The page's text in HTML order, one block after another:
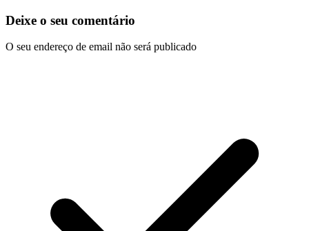
Deixe o seu comentário
O seu endereço de email não será publicado